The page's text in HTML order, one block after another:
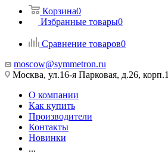
Корзина0
Избранные товары0
Сравнение товаров0
moscow@symmetron.ru
Москва, ул.16-я Парковая, д.26, корп.1
О компании
Как купить
Производители
Контакты
Новинки
...